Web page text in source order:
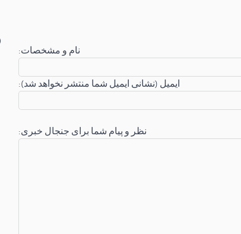
:نام و مشخصات
:ایمیل (نشانی ایمیل شما منتشر نخواهد شد)
:نظر و پیام شما برای جنجال خبری